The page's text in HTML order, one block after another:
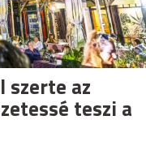
az
teszi a